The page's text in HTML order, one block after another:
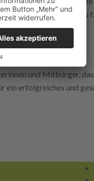
und zurück zu
und Mitbürger,
erfolgreiches und